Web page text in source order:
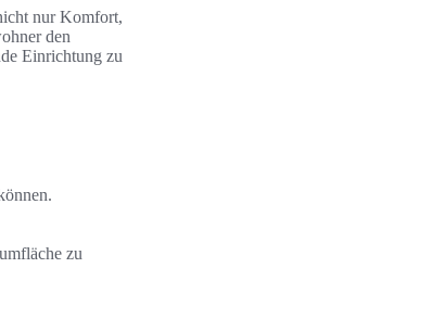
nur Komfort,
den
Einrichtung zu
zu